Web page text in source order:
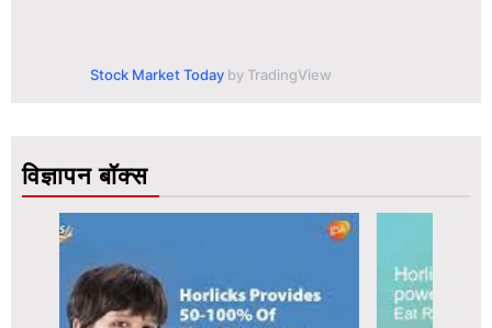
Stock Market Today by TradingView
विज्ञापन बॉक्स